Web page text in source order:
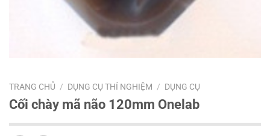
TRANG CHỦ / DỤNG CỤ THÍ NGHIỆM / DỤNG CỤ
Cối chày mã não 120mm Onelab